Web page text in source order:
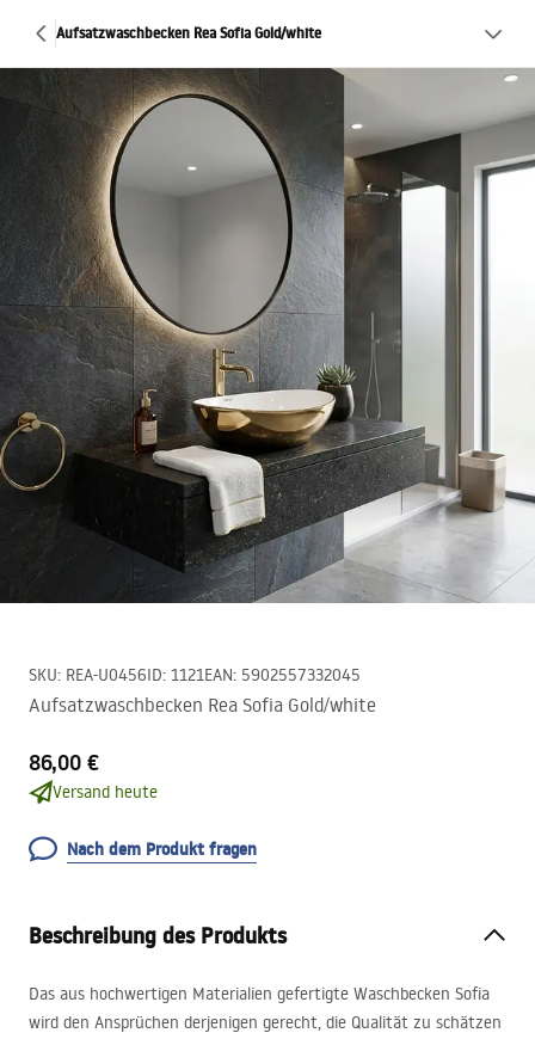
Aufsatzwaschbecken Rea Sofia Gold/white
SKU: REA-U0456ID: 1121EAN: 5902557332045
Aufsatzwaschbecken Rea Sofia Gold/white
86,00 €
Versand heute
Nach dem Produkt fragen
Beschreibung des Produkts
Das aus hochwertigen Materialien gefertigte Waschbecken Sofia
wird den Ansprüchen derjenigen gerecht, die Qualität zu schätzen